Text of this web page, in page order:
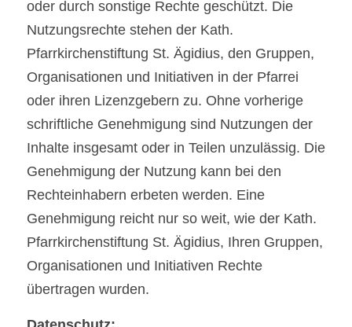
oder durch sonstige Rechte geschützt. Die
Nutzungsrechte stehen der Kath.
Pfarrkirchenstiftung St. Ägidius, den Gruppen,
Organisationen und Initiativen in der Pfarrei
oder ihren Lizenzgebern zu. Ohne vorherige
schriftliche Genehmigung sind Nutzungen der
Inhalte insgesamt oder in Teilen unzulässig. Die
Genehmigung der Nutzung kann bei den
Rechteinhabern erbeten werden. Eine
Genehmigung reicht nur so weit, wie der Kath.
Pfarrkirchenstiftung St. Ägidius, Ihren Gruppen,
Organisationen und Initiativen Rechte
übertragen wurden.